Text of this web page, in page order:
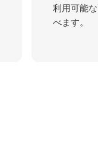
利用可能
べます。